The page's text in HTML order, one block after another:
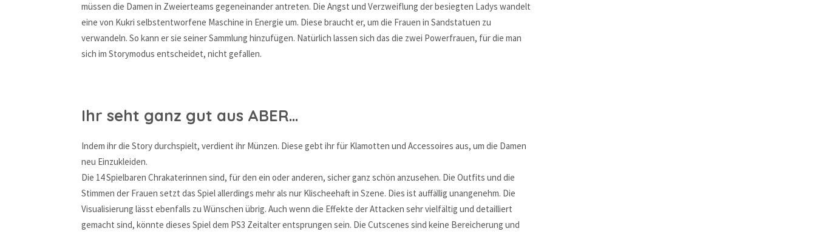
müssen die Damen in Zweierteams gegeneinander antreten. Die Angst und Verzweiflung der besiegten Ladys wandelt
eine von Kukri selbstentworfene Maschine in Energie um. Diese braucht er, um die Frauen in Sandstatuen zu
verwandeln. So kann er sie seiner Sammlung hinzufügen. Natürlich lassen sich das die zwei Powerfrauen, für die man
sich im Storymodus entscheidet, nicht gefallen.
Ihr seht ganz gut aus ABER…
Indem ihr die Story durchspielt, verdient ihr Münzen. Diese gebt ihr für Klamotten und Accessoires aus, um die Damen
neu Einzukleiden.
Die 14 Spielbaren Chrakaterinnen sind, für den ein oder anderen, sicher ganz schön anzusehen. Die Outfits und die
Stimmen der Frauen setzt das Spiel allerdings mehr als nur Klischeehaft in Szene. Dies ist auffällig unangenehm. Die
Visualisierung lässt ebenfalls zu Wünschen übrig. Auch wenn die Effekte der Attacken sehr vielfältig und detailliert
gemacht sind, könnte dieses Spiel dem PS3 Zeitalter entsprungen sein. Die Cutscenes sind keine Bereicherung und